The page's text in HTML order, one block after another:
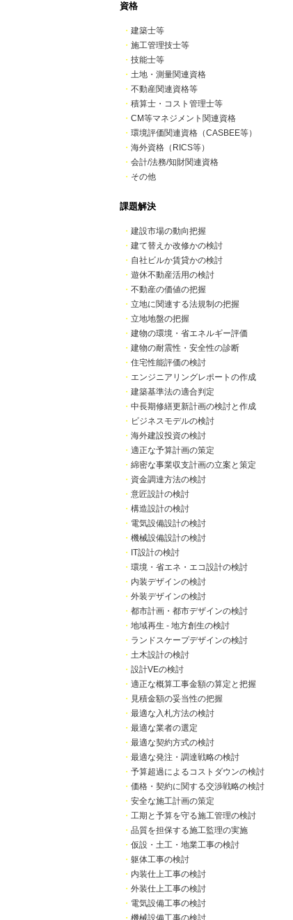
資格
・ 建築士等
・ 施工管理技士等
・ 技能士等
・ 土地・測量関連資格
・ 不動産関連資格等
・ 積算士・コスト管理士等
・ CM等マネジメント関連資格
・ 環境評価関連資格（CASBEE等）
・ 海外資格（RICS等）
・ 会計/法務/知財関連資格
・ その他
課題解決
・ 建設市場の動向把握
・ 建て替えか改修かの検討
・ 自社ビルか賃貸かの検討
・ 遊休不動産活用の検討
・ 不動産の価値の把握
・ 立地に関連する法規制の把握
・ 立地地盤の把握
・ 建物の環境・省エネルギー評価
・ 建物の耐震性・安全性の診断
・ 住宅性能評価の検討
・ エンジニアリングレポートの作成
・ 建築基準法の適合判定
・ 中長期修繕更新計画の検討と作成
・ ビジネスモデルの検討
・ 海外建設投資の検討
・ 適正な予算計画の策定
・ 綿密な事業収支計画の立案と策定
・ 資金調達方法の検討
・ 意匠設計の検討
・ 構造設計の検討
・ 電気設備設計の検討
・ 機械設備設計の検討
・ IT設計の検討
・ 環境・省エネ・エコ設計の検討
・ 内装デザインの検討
・ 外装デザインの検討
・ 都市計画・都市デザインの検討
・ 地域再生 - 地方創生の検討
・ ランドスケープデザインの検討
・ 土木設計の検討
・ 設計VEの検討
・ 適正な概算工事金額の算定と把握
・ 見積金額の妥当性の把握
・ 最適な入札方法の検討
・ 最適な業者の選定
・ 最適な契約方式の検討
・ 最適な発注・調達戦略の検討
・ 予算超過によるコストダウンの検討
・ 価格・契約に関する交渉戦略の検討
・ 安全な施工計画の策定
・ 工期と予算を守る施工管理の検討
・ 品質を担保する施工監理の実施
・ 仮設・土工・地業工事の検討
・ 躯体工事の検討
・ 内装仕上工事の検討
・ 外装仕上工事の検討
・ 電気設備工事の検討
・ 機械設備工事の検討